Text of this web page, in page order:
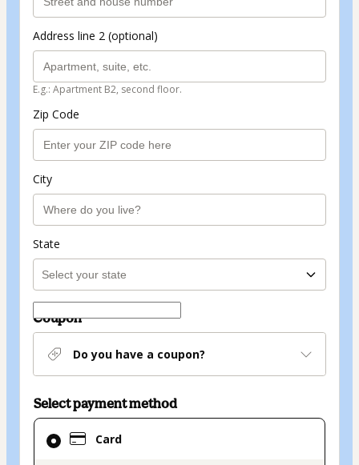
Address line 2 (optional)
E.g.: Apartment B2, second floor.
Zip Code
City
State
Coupon
Do you have a coupon?
Select payment method
Card
Card
selected